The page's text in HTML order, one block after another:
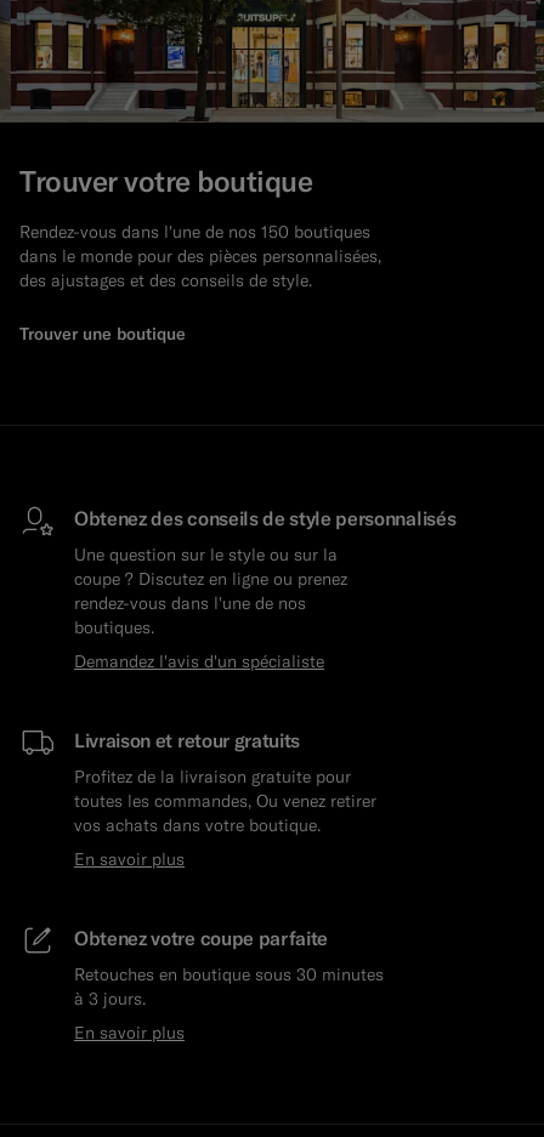
Trouver votre boutique
Rendez-vous dans l'une de nos 150 boutiques
dans le monde pour des pièces personnalisées,
des ajustages et des conseils de style.
Trouver une boutique
Obtenez des conseils de style personnalisés
Une question sur le style ou sur la
coupe ? Discutez en ligne ou prenez
rendez-vous dans l'une de nos
boutiques.
Demandez l'avis d'un spécialiste
Livraison et retour gratuits
Profitez de la livraison gratuite pour
toutes les commandes, Ou venez retirer
vos achats dans votre boutique.
En savoir plus
Obtenez votre coupe parfaite
Retouches en boutique sous 30 minutes
à 3 jours.
En savoir plus